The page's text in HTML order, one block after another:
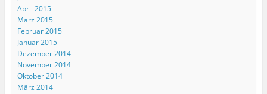
April 2015
März 2015
Februar 2015
Januar 2015
Dezember 2014
November 2014
Oktober 2014
März 2014